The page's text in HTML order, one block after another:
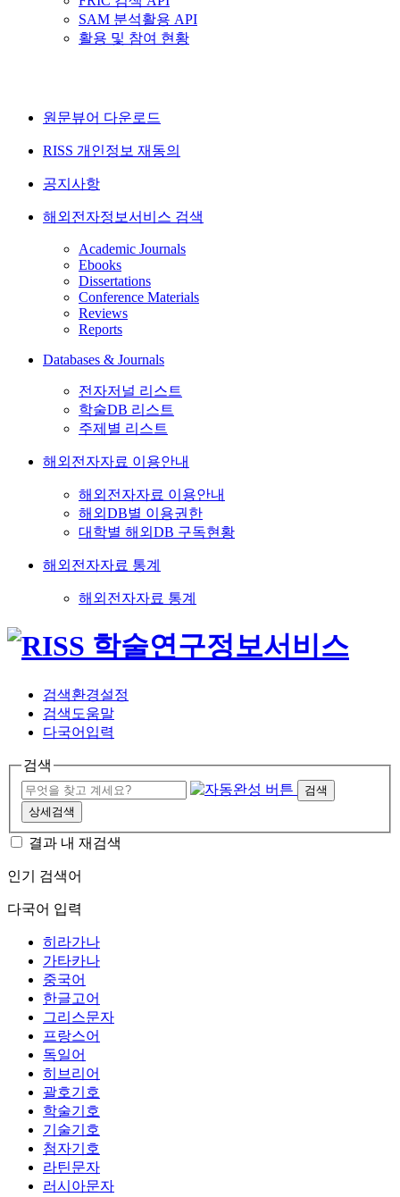
SAM 분석활용 API
활용 및 참여 현황
원문뷰어 다운로드
RISS 개인정보 재동의
공지사항
해외전자정보서비스 검색
Academic Journals
Ebooks
Dissertations
Conference Materials
Reviews
Reports
Databases & Journals
전자저널 리스트
학술DB 리스트
주제별 리스트
해외전자자료 이용안내
해외전자자료 이용안내
해외DB별 이용권한
대학별 해외DB 구독현황
해외전자자료 통계
해외전자자료 통계
검색환경설정
검색도움말
다국어입력
검색
검색
상세검색
결과 내 재검색
인기 검색어
다국어 입력
히라가나
가타카나
중국어
한글고어
그리스문자
프랑스어
독일어
히브리어
괄호기호
학술기호
기술기호
첨자기호
라틴문자
러시아문자